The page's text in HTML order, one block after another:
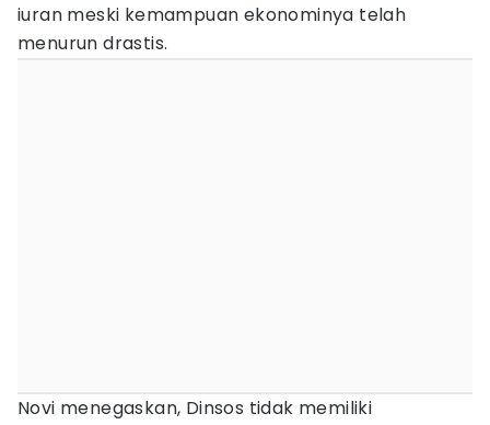
iuran meski kemampuan ekonominya telah
menurun drastis.
Novi menegaskan, Dinsos tidak memiliki